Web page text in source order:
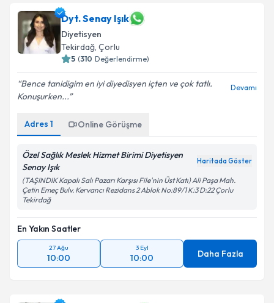
Dyt. Senay Işık
Diyetisyen
Tekirdağ, Çorlu
5 (310 Değerlendirme)
Bence tanidigim en iyi diyedisyen içten ve çok tatlı.
Konuşurken...
Devamı
Adres 1 Online Görüşme
Özel Sağlık Meslek Hizmet Birimi Diyetisyen
Senay Işık
Haritada Göster
(TAŞINDIK Kapalı Salı Pazarı Karşısı File'nin Üst Katı) Ali Paşa Mah.
Çetin Emeç Bulv. Kervancı Rezidans 2 Ablok No:89/1 K:3 D:22 Çorlu
Tekirdağ
En Yakın Saatler
27 Ağu
10:00
3 Eyl
10:00 Daha Fazla